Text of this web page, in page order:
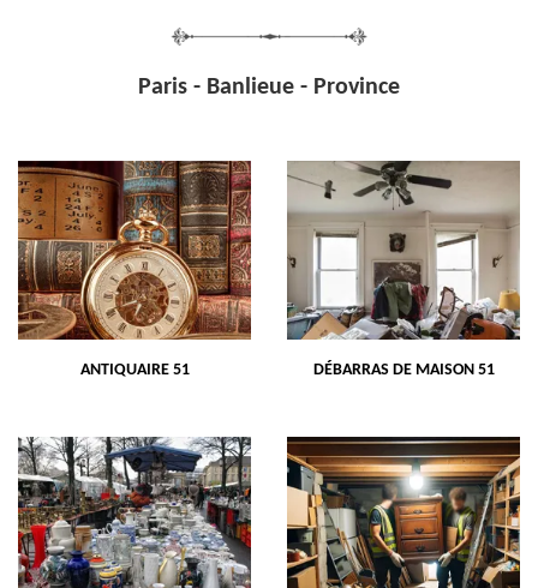
Paris - Banlieue - Province
ANTIQUAIRE 51 DÉBARRAS DE MAISON 51